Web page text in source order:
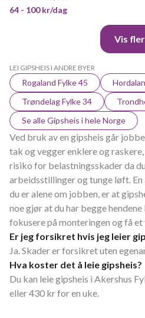
64 - 100 kr/dag
Vis
LEI GIPSHEIS I ANDRE BYER
Rogaland Fylke 45
Trøndelag Fylke 34
Se alle Gipsheis i hele Norge
Ved bruk av en gipsheis går
tak og vegger enklere og
risiko for belastningsskader da
arbeidsstillinger og tunge løft. En
du er alene om jobben, er at
noe gjør at du har begge
fokusere på monteringen og få
Er jeg forsikret hvis jeg leier
Ja. Skader er forsikret uten
Hva koster det å leie gipsheis?
Du kan leie gipsheis i Akershus
eller 430 kr for en uke.